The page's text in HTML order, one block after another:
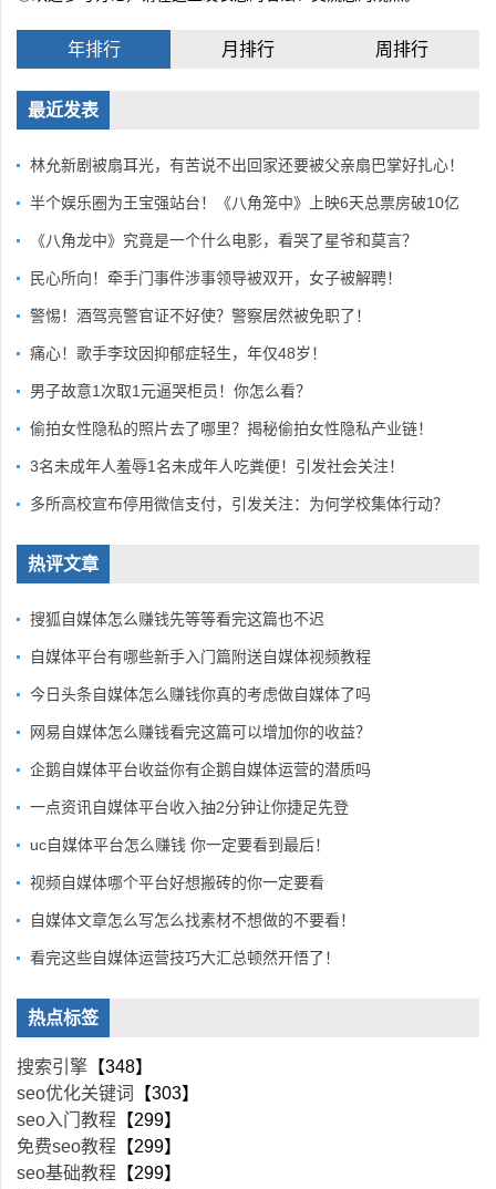
年排行 月排行 周排行
最近发表
林允新剧被扇耳光，有苦说不出回家还要被父亲扇巴掌好扎心！
半个娱乐圈为王宝强站台！《八角笼中》上映6天总票房破10亿
《八角龙中》究竟是一个什么电影，看哭了星爷和莫言？
民心所向！牵手门事件涉事领导被双开，女子被解聘！
警惕！酒驾亮警官证不好使？警察居然被免职了！
痛心！歌手李玟因抑郁症轻生，年仅48岁！
男子故意1次取1元逼哭柜员！你怎么看？
偷拍女性隐私的照片去了哪里？揭秘偷拍女性隐私产业链！
3名未成年人羞辱1名未成年人吃粪便！引发社会关注！
多所高校宣布停用微信支付，引发关注：为何学校集体行动？
热评文章
搜狐自媒体怎么赚钱先等等看完这篇也不迟
自媒体平台有哪些新手入门篇附送自媒体视频教程
今日头条自媒体怎么赚钱你真的考虑做自媒体了吗
网易自媒体怎么赚钱看完这篇可以增加你的收益？
企鹅自媒体平台收益你有企鹅自媒体运营的潜质吗
一点资讯自媒体平台收入抽2分钟让你捷足先登
uc自媒体平台怎么赚钱 你一定要看到最后！
视频自媒体哪个平台好想搬砖的你一定要看
自媒体文章怎么写怎么找素材不想做的不要看！
看完这些自媒体运营技巧大汇总顿然开悟了！
热点标签
搜索引擎 【348】
seo优化关键词
【303】
seo入门教程 【299】
免费seo教程 【299】
seo基础教程 【299】